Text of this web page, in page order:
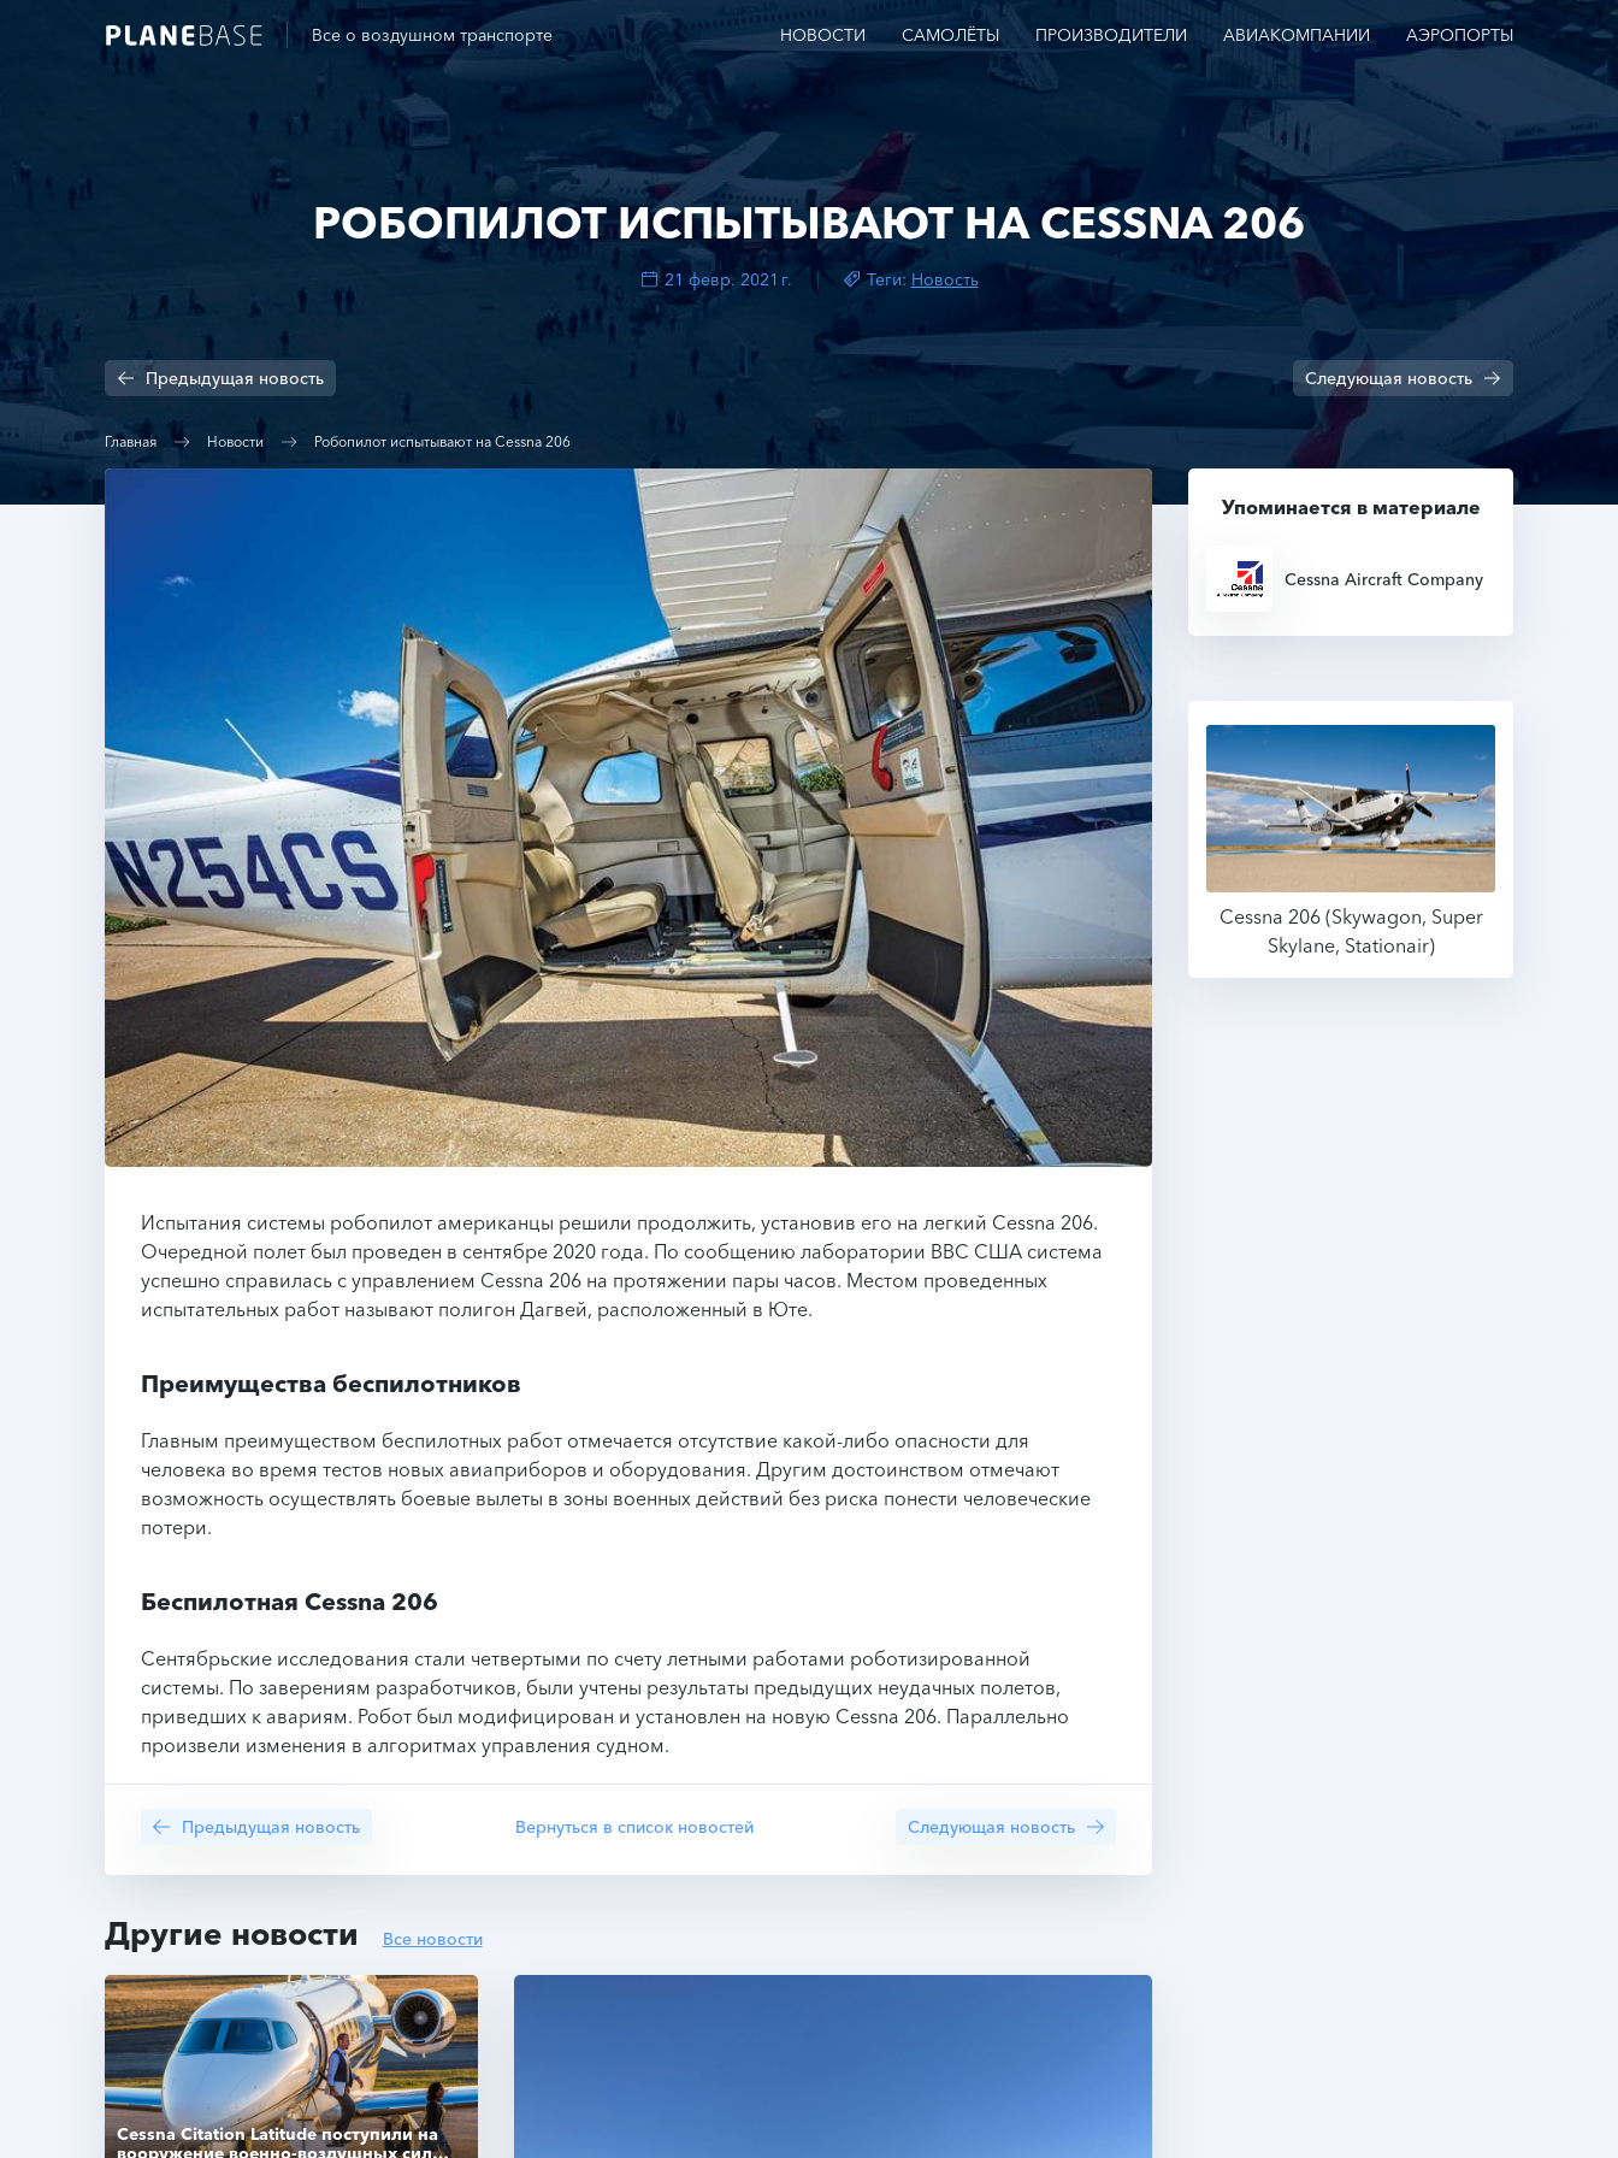
Все о воздушном транспорте НОВОСТИ САМОЛЁТЫ ПРОИЗВОДИТЕЛИ АВИАКОМПАНИИ АЭРОПОРТЫ
РОБОПИЛОТ ИСПЫТЫВАЮТ НА CESSNA 206
21 февр. 2021 г. Теги: Новость
Предыдущая новость Следующая новость
Главная Новости Робопилот испытывают на Cessna 206
Испытания системы робопилот американцы решили продолжить, установив его на легкий Cessna 206.
Очередной полет был проведен в сентябре 2020 года. По сообщению лаборатории ВВС США система
успешно справилась с управлением Cessna 206 на протяжении пары часов. Местом проведенных
испытательных работ называют полигон Дагвей, расположенный в Юте.
Преимущества беспилотников
Главным преимуществом беспилотных работ отмечается отсутствие какой-либо опасности для
человека во время тестов новых авиаприборов и оборудования. Другим достоинством отмечают
возможность осуществлять боевые вылеты в зоны военных действий без риска понести человеческие
потери.
Беспилотная Cessna 206
Сентябрьские исследования стали четвертыми по счету летными работами роботизированной
системы. По заверениям разработчиков, были учтены результаты предыдущих неудачных полетов,
приведших к авариям. Робот был модифицирован и установлен на новую Cessna 206. Параллельно
произвели изменения в алгоритмах управления судном.
Предыдущая новость Вернуться в список новостей Следующая новость
Упоминается в материале
Cessna Aircraft Company
Подробнее
Cessna 206 (Skywagon, Super
Skylane, Stationair)
Другие новости Все новости
Cessna Citation Latitude поступили на
вооружение военно-воздушных сил